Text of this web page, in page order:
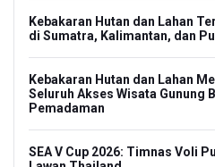
Kebakaran Hutan dan Lahan
di Sumatra, Kalimantan, dan
Kebakaran Hutan dan Lahan
Seluruh Akses Wisata Gunung
Pemadaman
SEA V Cup 2026: Timnas Voli